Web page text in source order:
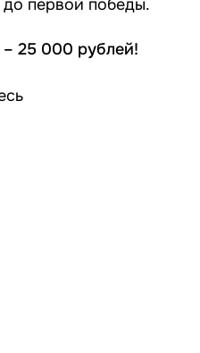
первой победы.
25 000 рублей!